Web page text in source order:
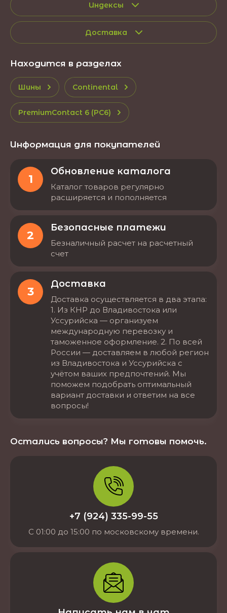
Индексы
Доставка
Находится в разделах
Шины Continental
PremiumContact 6 (PC6)
Информация для покупателей
1
Обновление каталога
Каталог товаров регулярно
расширяется и пополняется
2
Безопасные платежи
Безналичный расчет на расчетный
счет
3
Доставка
Доставка осуществляется в два этапа:
1. Из КНР до Владивостока или
Уссурийска — организуем
международную перевозку и
таможенное оформление. 2. По всей
России — доставляем в любой регион
из Владивостока и Уссурийска с
учётом ваших предпочтений. Мы
поможем подобрать оптимальный
вариант доставки и ответим на все
вопросы!
Остались вопросы? Мы готовы помочь.
+7 (924) 335-99-55
С 01:00 до 15:00 по московскому времени.